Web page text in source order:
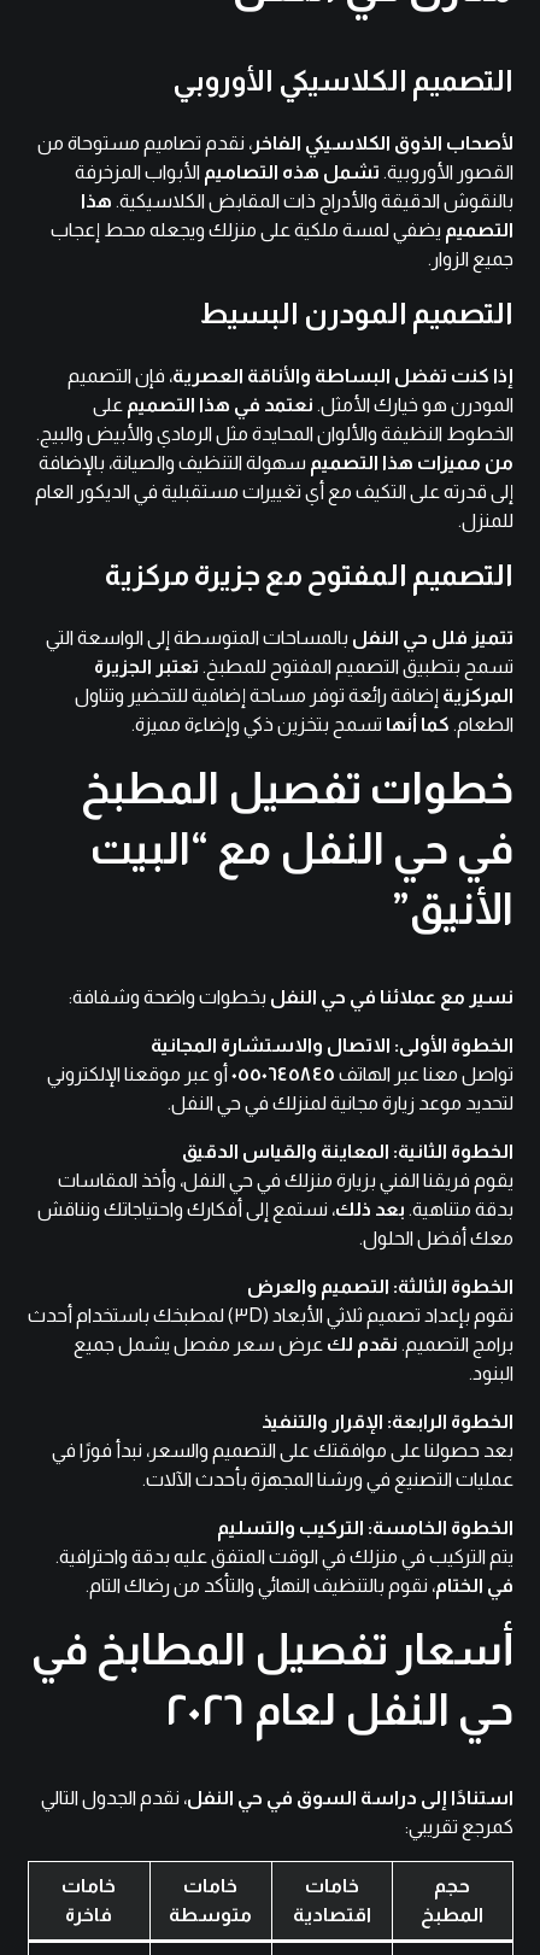
التصميم الكلاسيكي الأوروبي
لأصحاب الذوق الكلاسيكي الفاخر، نقدم تصاميم مستوحاة من
القصور الأوروبية. تشمل هذه التصاميم الأبواب المزخرفة
بالنقوش الدقيقة والأدراج ذات المقابض الكلاسيكية. هذا
التصميم يضفي لمسة ملكية على منزلك ويجعله محط إعجاب
جميع الزوار.
التصميم المودرن البسيط
إذا كنت تفضل البساطة والأناقة العصرية، فإن التصميم
المودرن هو خيارك الأمثل. نعتمد في هذا التصميم على
الخطوط النظيفة والألوان المحايدة مثل الرمادي والأبيض والبيج.
من مميزات هذا التصميم سهولة التنظيف والصيانة، بالإضافة
إلى قدرته على التكيف مع أي تغييرات مستقبلية في الديكور العام
للمنزل.
التصميم المفتوح مع جزيرة مركزية
تتميز فلل حي النفل بالمساحات المتوسطة إلى الواسعة التي
تسمح بتطبيق التصميم المفتوح للمطبخ. تعتبر الجزيرة
المركزية إضافة رائعة توفر مساحة إضافية للتحضير وتناول
الطعام. كما أنها تسمح بتخزين ذكي وإضاءة مميزة.
خطوات تفصيل المطبخ
في حي النفل مع “البيت
الأنيق”
نسير مع عملائنا في حي النفل بخطوات واضحة وشفافة:
الخطوة الأولى: الاتصال والاستشارة المجانية
تواصل معنا عبر الهاتف ٠٥٥٠٦٤٥٨٤٥ أو عبر موقعنا الإلكتروني
لتحديد موعد زيارة مجانية لمنزلك في حي النفل.
الخطوة الثانية: المعاينة والقياس الدقيق
يقوم فريقنا الفني بزيارة منزلك في حي النفل، وأخذ المقاسات
بدقة متناهية. بعد ذلك، نستمع إلى أفكارك واحتياجاتك ونناقش
معك أفضل الحلول.
الخطوة الثالثة: التصميم والعرض
نقوم بإعداد تصميم ثلاثي الأبعاد (٣D) لمطبخك باستخدام أحدث
برامج التصميم. نقدم لك عرض سعر مفصل يشمل جميع
البنود.
الخطوة الرابعة: الإقرار والتنفيذ
بعد حصولنا على موافقتك على التصميم والسعر، نبدأ فورًا في
عمليات التصنيع في ورشنا المجهزة بأحدث الآلات.
الخطوة الخامسة: التركيب والتسليم
يتم التركيب في منزلك في الوقت المتفق عليه بدقة واحترافية.
في الختام، نقوم بالتنظيف النهائي والتأكد من رضاك التام.
أسعار تفصيل المطابخ في
حي النفل لعام ٢٠٢٦
استنادًا إلى دراسة السوق في حي النفل، نقدم الجدول التالي
كمرجع تقريبي:
حجم
المطبخ
خامات
اقتصادية
خامات
متوسطة
خامات
فاخرة